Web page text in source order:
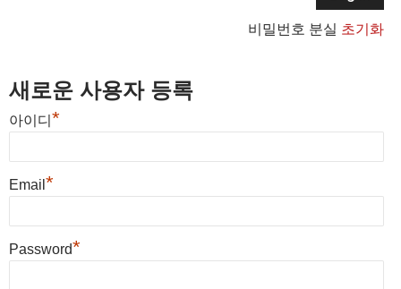
비밀번호 분실 초기화
새로운 사용자 등록
아이디 *
Email *
Password*